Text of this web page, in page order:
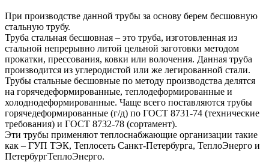
При производстве данной трубы за основу берем бесшовную
стальную трубу.
Труба стальная бесшовная – это труба, изготовленная из
стальной непрерывно литой цельной заготовки методом
прокатки, прессования, ковки или волочения. Данная труба
производится из углеродистой или же легированной стали.
Трубы стальные бесшовные по методу производства делятся
на горячедеформированные, теплодеформированные и
холоднодеформированные. Чаще всего поставляются трубы
горячедеформированные (г/д) по ГОСТ 8731-74 (технические
требования) и ГОСТ 8732-78 (сортамент).
Эти трубы применяют теплоснабжающие организации такие
как – ГУП ТЭК, Теплосеть Санкт-Петербурга, ТеплоЭнерго и
ПетербургТеплоЭнерго.